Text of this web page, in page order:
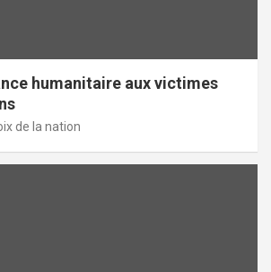
humanitaire aux victimes
de la nation